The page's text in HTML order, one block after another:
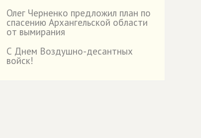
Олег Черненко предложил план по
спасению Архангельской области
от вымирания
С Днем Воздушно-десантных
войск!